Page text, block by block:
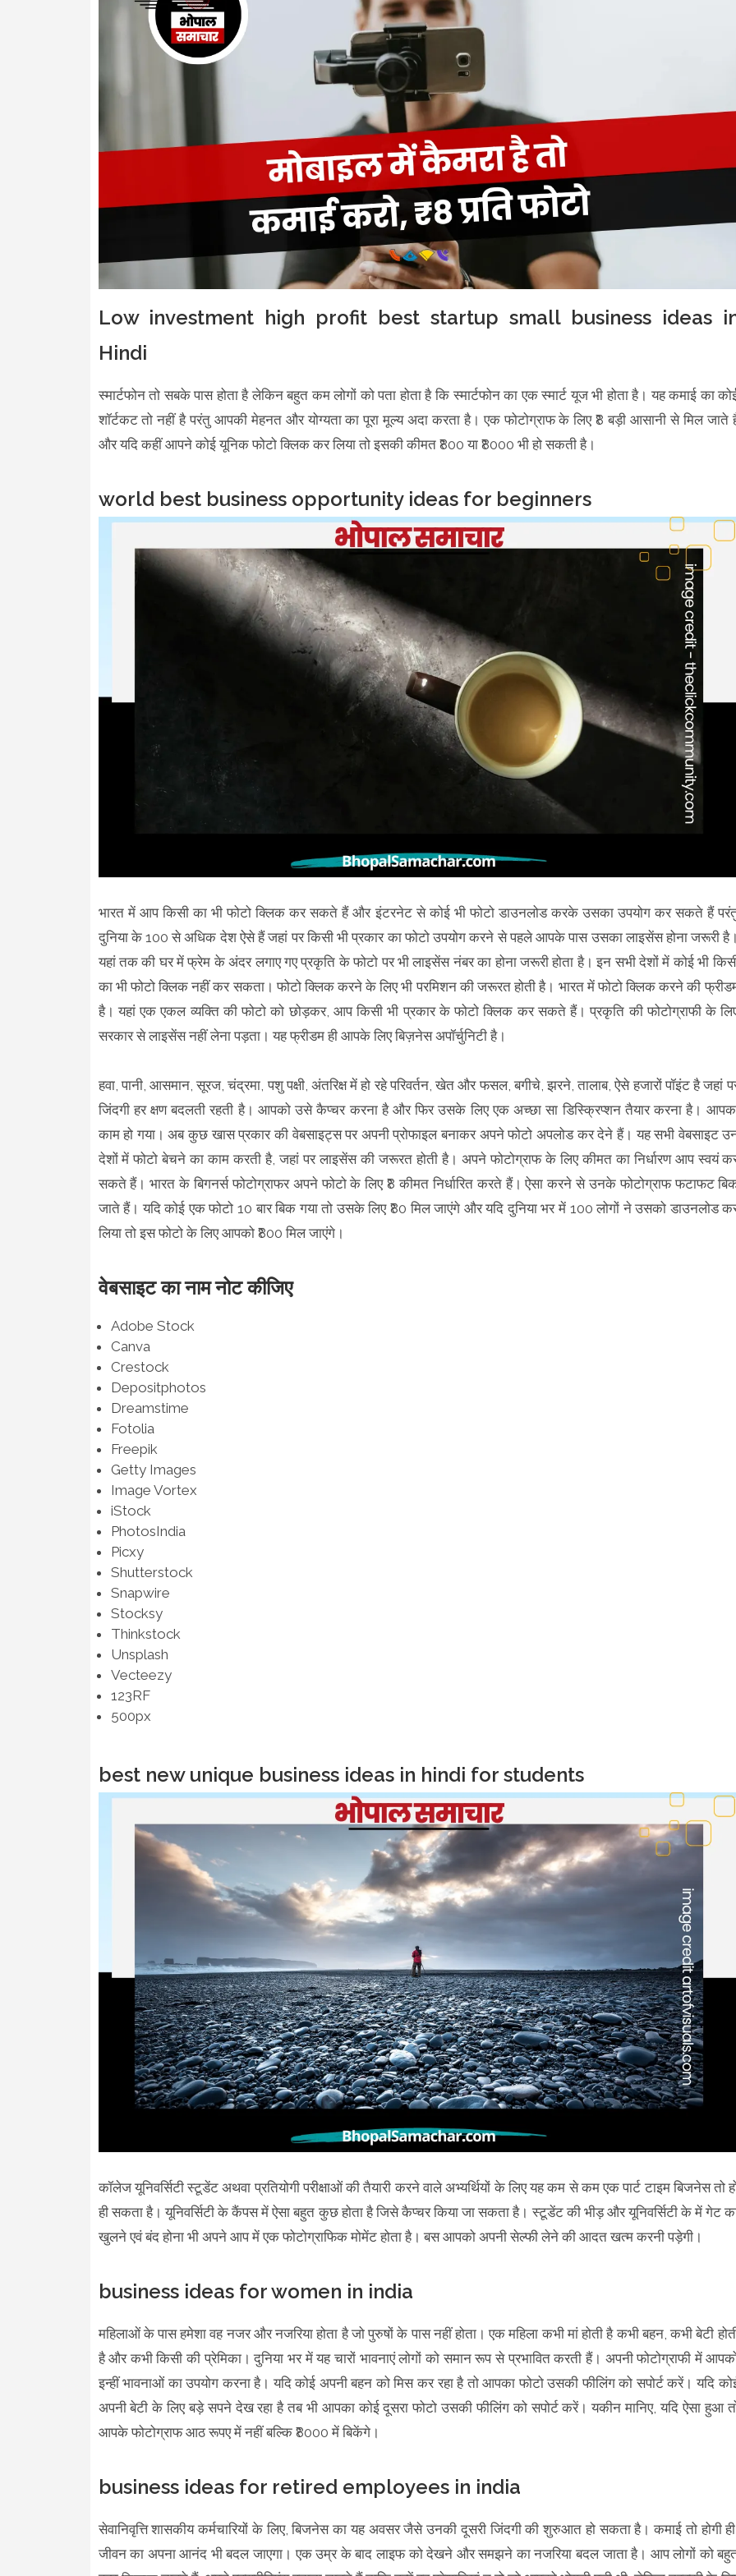
Low investment high profit best startup small business ideas
Hindi
स्मार्टफोन तो सबके पास होता है लेकिन बहुत कम लोगों को पता होता है कि स्मार्टफोन का एक स्मार्ट यूज भी होता है। यह कमाई का
शॉर्टकट तो नहीं है परंतु आपकी मेहनत और योग्यता का पूरा मूल्य अदा करता है। एक फोटोग्राफ के लिए ₹8 बड़ी आसानी से मिल जाते
और यदि कहीं आपने कोई यूनिक फोटो क्लिक कर लिया तो इसकी कीमत ₹800 या ₹8000 भी हो सकती है।
world best business opportunity ideas for beginners
भारत में आप किसी का भी फोटो क्लिक कर सकते हैं और इंटरनेट से कोई भी फोटो डाउनलोड करके उसका उपयोग कर सकते हैं
दुनिया के 100 से अधिक देश ऐसे हैं जहां पर किसी भी प्रकार का फोटो उपयोग करने से पहले आपके पास उसका लाइसेंस होना जरूरी
यहां तक की घर में फ्रेम के अंदर लगाए गए प्रकृति के फोटो पर भी लाइसेंस नंबर का होना जरूरी होता है। इन सभी देशों में कोई भी
का भी फोटो क्लिक नहीं कर सकता। फोटो क्लिक करने के लिए भी परमिशन की जरूरत होती है। भारत में फोटो क्लिक करने की
है। यहां एक एकल व्यक्ति की फोटो को छोड़कर, आप किसी भी प्रकार के फोटो क्लिक कर सकते हैं। प्रकृति की फोटोग्राफी के
सरकार से लाइसेंस नहीं लेना पड़ता। यह फ्रीडम ही आपके लिए बिज़नेस अपॉर्चुनिटी है।
हवा, पानी, आसमान, सूरज, चंद्रमा, पशु पक्षी, अंतरिक्ष में हो रहे परिवर्तन, खेत और फसल, बगीचे, झरने, तालाब, ऐसे हजारों पॉइंट है जहां
जिंदगी हर क्षण बदलती रहती है। आपको उसे कैप्चर करना है और फिर उसके लिए एक अच्छा सा डिस्क्रिप्शन तैयार करना है।
काम हो गया। अब कुछ खास प्रकार की वेबसाइट्स पर अपनी प्रोफाइल बनाकर अपने फोटो अपलोड कर देने हैं। यह सभी वेबसाइट
देशों में फोटो बेचने का काम करती है, जहां पर लाइसेंस की जरूरत होती है। अपने फोटोग्राफ के लिए कीमत का निर्धारण आप स्वयं
सकते हैं। भारत के बिगनर्स फोटोग्राफर अपने फोटो के लिए ₹8 कीमत निर्धारित करते हैं। ऐसा करने से उनके फोटोग्राफ फटाफट
जाते हैं। यदि कोई एक फोटो 10 बार बिक गया तो उसके लिए ₹80 मिल जाएंगे और यदि दुनिया भर में 100 लोगों ने उसको डाउनलोड
लिया तो इस फोटो के लिए आपको ₹800 मिल जाएंगे।
वेबसाइट का नाम नोट कीजिए
Adobe Stock
Canva
Crestock
Depositphotos
Dreamstime
Fotolia
Freepik
Getty Images
Image Vortex
iStock
PhotosIndia
Picxy
Shutterstock
Snapwire
Stocksy
Thinkstock
Unsplash
Vecteezy
123RF
500px
best new unique business ideas in hindi for students
कॉलेज यूनिवर्सिटी स्टूडेंट अथवा प्रतियोगी परीक्षाओं की तैयारी करने वाले अभ्यर्थियों के लिए यह कम से कम एक पार्ट टाइम बिजनेस तो
ही सकता है। यूनिवर्सिटी के कैंपस में ऐसा बहुत कुछ होता है जिसे कैप्चर किया जा सकता है। स्टूडेंट की भीड़ और यूनिवर्सिटी के में गेट
खुलने एवं बंद होना भी अपने आप में एक फोटोग्राफिक मोमेंट होता है। बस आपको अपनी सेल्फी लेने की आदत खत्म करनी पड़ेगी।
business ideas for women in india
महिलाओं के पास हमेशा वह नजर और नजरिया होता है जो पुरुषों के पास नहीं होता। एक महिला कभी मां होती है कभी बहन, कभी बेटी
है और कभी किसी की प्रेमिका। दुनिया भर में यह चारों भावनाएं लोगों को समान रूप से प्रभावित करती हैं। अपनी फोटोग्राफी में
इन्हीं भावनाओं का उपयोग करना है। यदि कोई अपनी बहन को मिस कर रहा है तो आपका फोटो उसकी फीलिंग को सपोर्ट करें। यदि
अपनी बेटी के लिए बड़े सपने देख रहा है तब भी आपका कोई दूसरा फोटो उसकी फीलिंग को सपोर्ट करें। यकीन मानिए, यदि ऐसा हुआ
आपके फोटोग्राफ आठ रूपए में नहीं बल्कि ₹8000 में बिकेंगे।
business ideas for retired employees in india
सेवानिवृत्ति शासकीय कर्मचारियों के लिए, बिजनेस का यह अवसर जैसे उनकी दूसरी जिंदगी की शुरुआत हो सकता है। कमाई तो होगी
जीवन का अपना आनंद भी बदल जाएगा। एक उम्र के बाद लाइफ को देखने और समझने का नजरिया बदल जाता है। आप लोगों को